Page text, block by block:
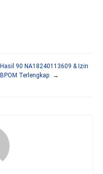
Hasil 90 NA18240113609 & Izin
BPOM Terlengkap
→